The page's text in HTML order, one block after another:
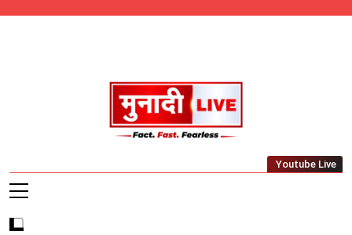
Munadi Live – Jharkhand's Leading Local
Youtube Live